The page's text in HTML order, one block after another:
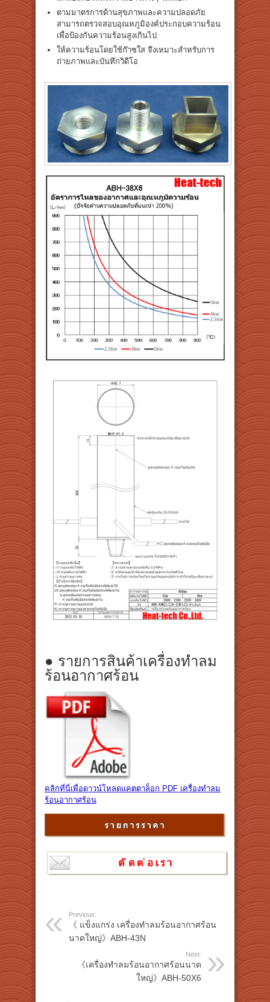
ตามมาตรการด้านสุขภาพและความปลอดภัย
สามารถตรวจสอบอุณหภูมิองค์ประกอบความร้อน
เพื่อป้องกันความร้อนสูงเกินไป
ให้ความร้อนโดยใช้ก๊าซใส จึงเหมาะสำหรับการ
ถ่ายภาพและบันทึกวิดีโอ
● รายการสินค้าเครื่องทำลม
ร้อนอากาศร้อน
คลิกที่นี่เพื่อดาวน์โหลดแคตตาล็อก PDF เครื่องทำลม
ร้อนอากาศร้อน
Previous:
《 แข็งแกร่ง เครื่องทำลมร้อนอากาศร้อน
นาดใหญ่》ABH-43N
Next:
《เครื่องทำลมร้อนอากาศร้อนนาด
ใหญ่》ABH-50X6